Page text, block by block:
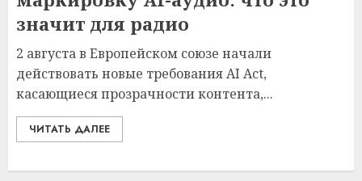
значит для радио
2 августа в Европейском союзе начали
действовать новые требования AI Act,
касающиеся прозрачности контента,...
ЧИТАТЬ ДАЛЕЕ